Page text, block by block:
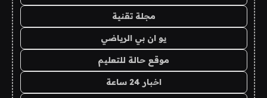
مجلة تقنية
يو ان بي الرياضي
موقع حالة للتعليم
اخبار 24 ساعة